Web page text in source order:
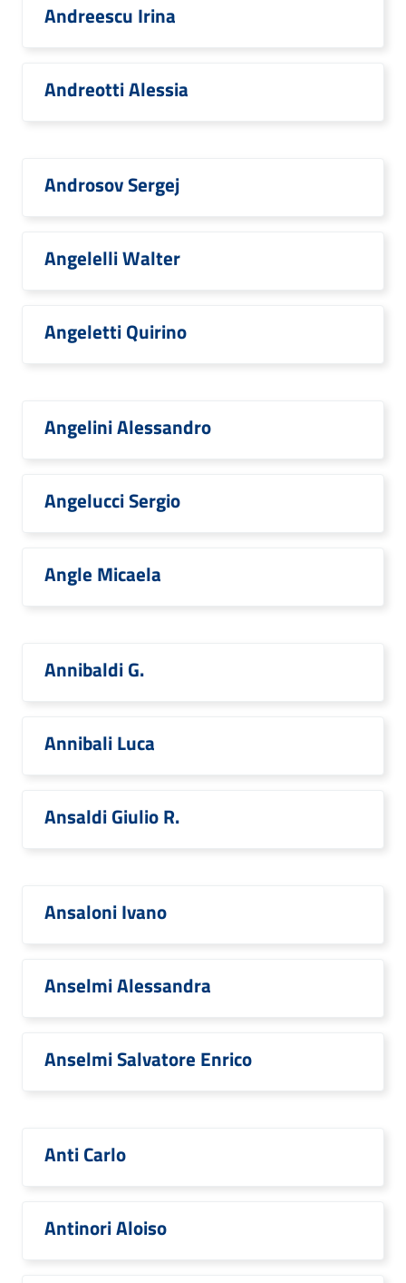
Andreescu Irina
Andreotti Alessia
Androsov Sergej
Angelelli Walter
Angeletti Quirino
Angelini Alessandro
Angelucci Sergio
Angle Micaela
Annibaldi G.
Annibali Luca
Ansaldi Giulio R.
Ansaloni Ivano
Anselmi Alessandra
Anselmi Salvatore Enrico
Anti Carlo
Antinori Aloiso